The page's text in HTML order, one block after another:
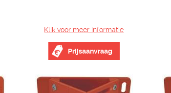
Klik voor meer informatie
Prijsaanvraag